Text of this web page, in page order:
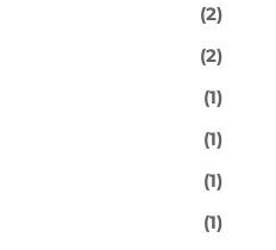
(2)
(2)
(1)
(1)
(1)
(1)